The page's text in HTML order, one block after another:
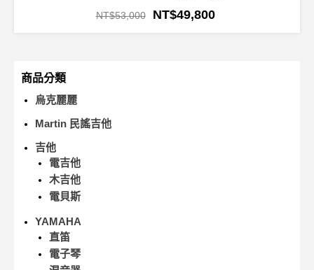
NT$53,000 NT$49,800
商品分類
烏克麗麗
Martin 民謠吉他
吉他
電吉他
木吉他
電貝斯
YAMAHA
直笛
電子琴